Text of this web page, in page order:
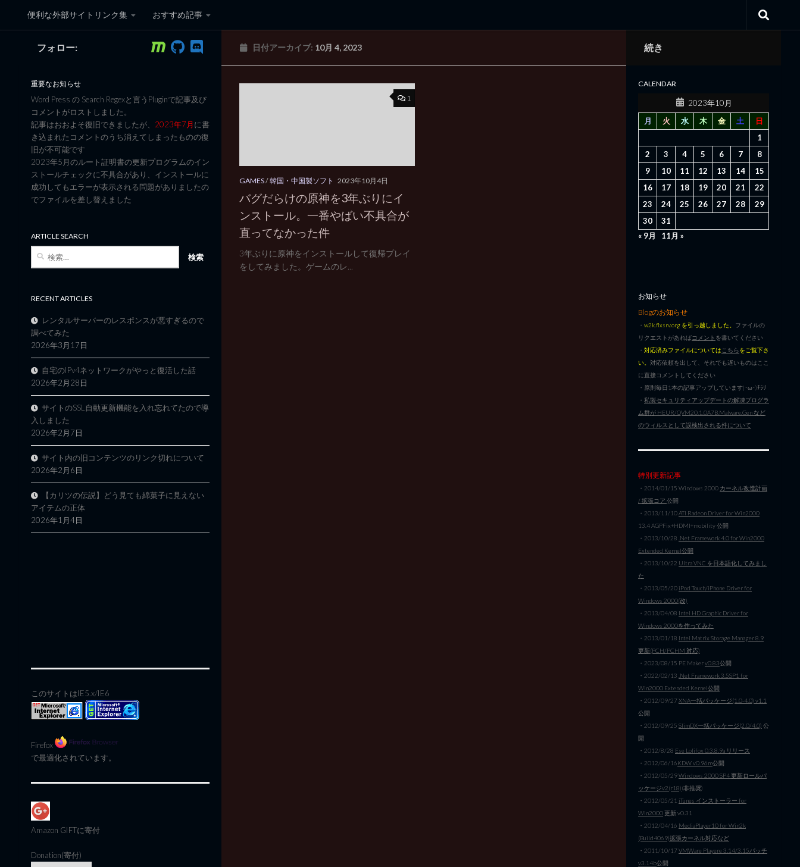
コンテンツへスキップ
便利な外部サイトリンク集 おすすめ記事
黒翼猫のコンピュータ日記 3rd Edition
日付アーカイブ: 10月 4, 2023
1
GAMES/韓国・中国製ソフト 2023年10月4日
バグだらけの原神を3年ぶりにイ
ンストール。一番やばい不具合が
直ってなかった件
3年ぶりに原神をインストールして復帰プレイ
をしてみました。ゲームのレ...
フォロー:
重要なお知らせ
Word Press の Search Regexと言うPluginで記事及び
コメントがロストしました。
記事はおおよそ復旧できましたが、 2023年7月に書
き込まれたコメントのうち消えてしまったものの復
旧が不可能です
2023年5月のルート証明書の更新プログラムのイン
ストールチェックに不具合があり、インストールに
成功してもエラーが表示される問題がありましたの
でファイルを差し替えました
ARTICLE SEARCH
RECENT ARTICLES
レンタルサーバーのレスポンスが悪すぎるので
調べてみた
2026年3月17日
自宅のIPv4ネットワークがやっと復活した話
2026年2月28日
サイトのSSL自動更新機能を入れ忘れてたので導
入しました
2026年2月7日
サイト内の旧コンテンツのリンク切れについて
2026年2月6日
【カリツの伝説】どう見ても綿菓子に見えない
アイテムの正体
2026年1月4日
このサイトはIE5.x/IE6
Firefox
で最適化されています。
Amazon GIFTに寄付
Donation(寄付)
続き
CALENDAR
2023年10月
月
火 水 木 金 土
日
1
2
3 4 5 6 7
8
9
10 11 12 13 14
15
16
17 18 19 20 21
22
23
24 25 26 27 28
29
30
31
« 9月
11月 »
お知らせ
Blogのお知らせ
・ w2k.flxsrv.org を引っ越しました。 ファイルの
リクエストがあればコメント を書いてください
・ 対応済みファイルについては こちらをご覧下さ
い。 対応依頼を出して、それでも遅いものはここ
に直接コメントしてください
・原則毎日1本の記事アップしています|･ω･)ﾁﾗﾘ
・ 私製セキュリティアップデートの解凍プログラ
ム群が HEUR/QVM20.1.0A7B.Malware.Gen など
のウィルスとして誤検出される件について
特別更新記事
・2014/01/15 Windows 2000 カーネル改造計画
/ 拡張コア 公開
・2013/11/10ATI Radeon Driver for Win2000
13.4 AGPFix+HDMI+mobility 公開
・2013/10/28 .Net Framework 4.0 for Win2000
Extended Kernel公開
・2013/10/22 Ultra VNC を日本語化してみまし
た
・2013/05/20 iPod Touch/iPhone Driver for
Windows 2000(改)
・2013/04/08 Intel HD Graphic Driver for
Windows 2000を作ってみた
・2013/01/18 Intel Matrix Storage Manager 8.9
更新(PCH/PCHM 対応)
・2023/08/15 PE Makerv0.83公開
・2022/02/13 .Net Framework 3.5SP1 for
Win2000 Extended Kernel公開
・2012/09/27XNA一括パッケージ(1.0-4.0) v1.1
公開
・2012/09/25 SlimDX一括パッケージ(2.0/4.0) 公
開
・2012/8/28 Ese Lolifox 0.3.8.9a リリース
・2012/06/16KDW v0.96m公開
・2012/05/29Windows 2000 SP4 更新ロールパ
ッケージv2(r18)(非推奨)
・2012/05/21 iTunes インストーラー for
Win2000更新 v0.31
・2012/04/16 MediaPlayer10 for Win2k
(Build4069)拡張カーネル対応など
・2011/10/17VMWare Playere 3.14/3.15パッチ
v3.14b公開